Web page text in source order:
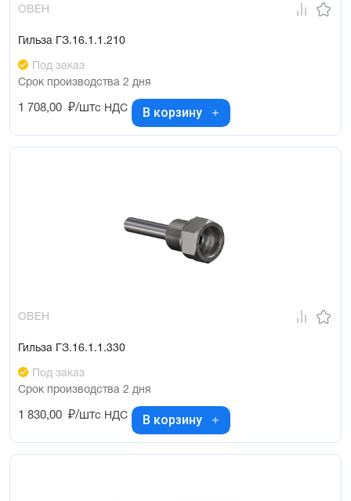
ОВЕН
Гильза ГЗ.16.1.1.210
Под заказ
Срок производства 2 дня
1 708,00 ₽/штс НДС В корзину
ОВЕН
Гильза ГЗ.16.1.1.330
Под заказ
Срок производства 2 дня
1 830,00 ₽/штс НДС В корзину